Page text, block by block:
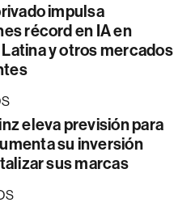
impulsa
récord en IA en
y otros mercados
eleva previsión para
su inversión
sus marcas